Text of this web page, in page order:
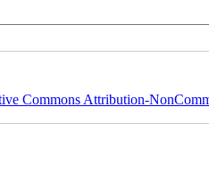
Commons Attribution-